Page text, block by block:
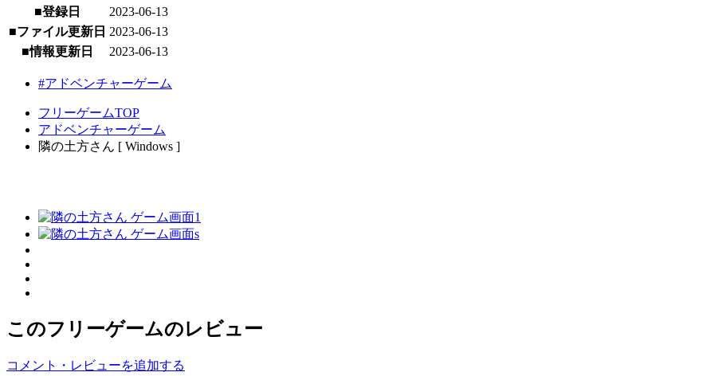
■登録日
2023-06-13
■ファイル更新日 2023-06-13
■情報更新日
2023-06-13
#アドベンチャーゲーム
フリーゲームTOP
アドベンチャーゲーム
隣の土方さん [ Windows ]
このフリーゲームのレビュー
コメント・レビューを追加する